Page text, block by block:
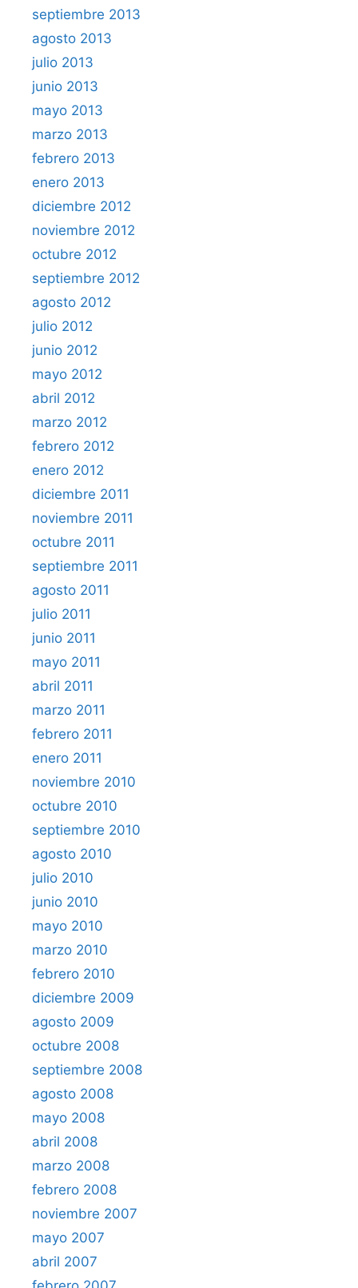
septiembre 2013
agosto 2013
julio 2013
junio 2013
mayo 2013
marzo 2013
febrero 2013
enero 2013
diciembre 2012
noviembre 2012
octubre 2012
septiembre 2012
agosto 2012
julio 2012
junio 2012
mayo 2012
abril 2012
marzo 2012
febrero 2012
enero 2012
diciembre 2011
noviembre 2011
octubre 2011
septiembre 2011
agosto 2011
julio 2011
junio 2011
mayo 2011
abril 2011
marzo 2011
febrero 2011
enero 2011
noviembre 2010
octubre 2010
septiembre 2010
agosto 2010
julio 2010
junio 2010
mayo 2010
marzo 2010
febrero 2010
diciembre 2009
agosto 2009
octubre 2008
septiembre 2008
agosto 2008
mayo 2008
abril 2008
marzo 2008
febrero 2008
noviembre 2007
mayo 2007
abril 2007